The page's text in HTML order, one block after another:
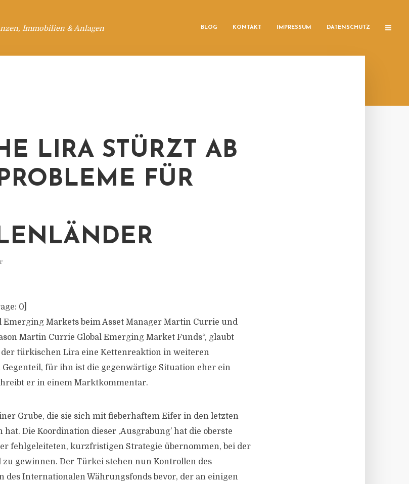
Immobilien & Anlagen BLOG KONTAKT IMPRESSUM DATENSCHUTZ
LIRA STÜRZT AB
FÜR
0
Emerging Markets beim Asset Manager Martin Currie und
Martin Currie Global Emerging Market Funds“, glaubt
türkischen Lira eine Kettenreaktion in weiteren
für ihn ist die gegenwärtige Situation eher ein
er in einem Marktkommentar.
Grube, die sie sich mit fieberhaftem Eifer in den letzten
Die Koordination dieser ‚Ausgrabung’ hat die oberste
fehlgeleiteten, kurzfristigen Strategie übernommen, bei der
zu gewinnen. Der Türkei stehen nun Kontrollen des
des Internationalen Währungsfonds bevor, der an einigen